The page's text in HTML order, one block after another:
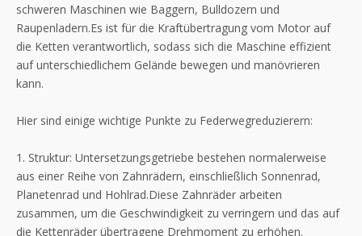
schweren Maschinen wie Baggern, Bulldozern und
Raupenladern.Es ist für die Kraftübertragung vom Motor auf
die Ketten verantwortlich, sodass sich die Maschine effizient
auf unterschiedlichem Gelände bewegen und manövrieren
kann.
Hier sind einige wichtige Punkte zu Federwegreduzierern:
1. Struktur: Untersetzungsgetriebe bestehen normalerweise
aus einer Reihe von Zahnrädern, einschließlich Sonnenrad,
Planetenrad und Hohlrad.Diese Zahnräder arbeiten
zusammen, um die Geschwindigkeit zu verringern und das auf
die Kettenräder übertragene Drehmoment zu erhöhen.